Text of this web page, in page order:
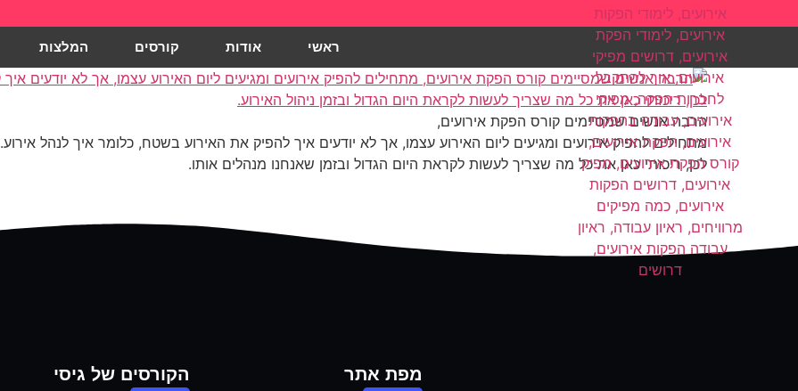
ראשי אודות קורסים המלצות
הרבה אנשים שמסיימים קורס הפקת אירועים,
מתחילים להפיק אירועים ומגיעים ליום האירוע עצמו, אך לא יודעים איך להפיק את האירוע בשטח, כלומר איך לנהל אירוע.
לכן, ריכזתי כאן את כל מה שצריך לעשות לקראת היום הגדול ובזמן שאנחנו מנהלים אותו.
מפת אתר הקורסים של גיסי